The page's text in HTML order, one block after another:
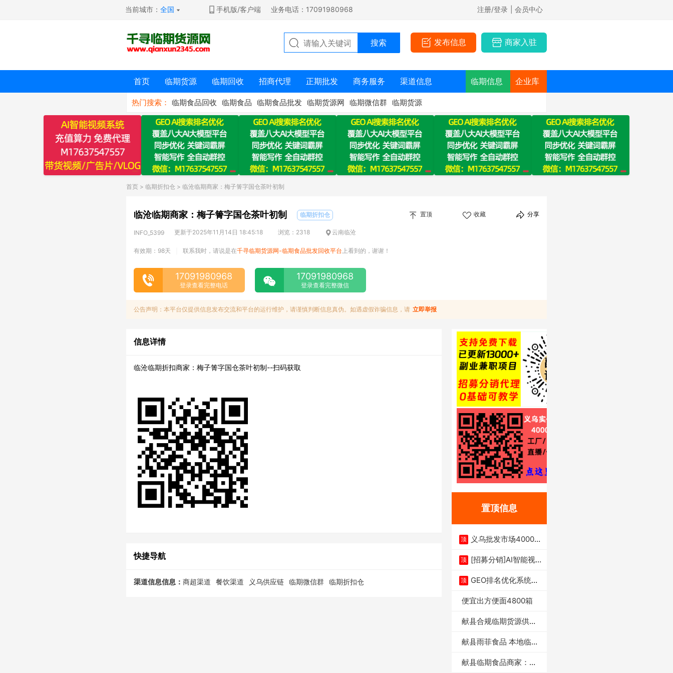
当前城市：全国 手机版/客户端 业务电话：17091980968 注册/登录 | 会员中心
发布信息 商家入驻
首页 临期货源 临期回收 招商代理 正期批发 商务服务 渠道信息 临期信息 企业库
热门搜索： 临期食品回收 临期食品 临期食品批发 临期货源网 临期微信群 临期货源
首页 > 临期折扣仓 > 临沧临期商家：梅子箐字国仓茶叶初制
临沧临期商家：梅子箐字国仓茶叶初制 临期折扣仓 置顶 收藏 分享
INFO_5399 更新于2025年11月14日 18:45:18 浏览：2318 云南临沧
有效期：98天 联系我时，请说是在千寻临期货源网-临期食品批发回收平台 上看到的，谢谢！
17091980968
登录查看完整电话
17091980968
登录查看完整微信
公告声明：本平台仅提供信息发布交流和平台的运行维护，请谨慎判断信息真伪。如遇虚假诈骗信息，请 立即举报
信息详情
临沧临期折扣商家：梅子箐字国仓茶叶初制--扫码获取
快捷导航
渠道信息信息： 商超渠道 餐饮渠道 义乌供应链 临期微信群 临期折扣仓
置顶信息
顶
义乌批发市场4000多
顶 [招募分销]AI智能视
顶 GEO排名优化系统+A
便宜出方便面4800箱
献县合规临期货源供货
献县雨菲食品 本地临期
献县临期食品商家：献